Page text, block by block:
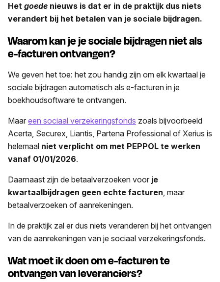
Het goede nieuws is dat er in de praktijk dus niets
verandert bij het betalen van je sociale bijdragen.
Waarom kan je je sociale bijdragen niet als
e-facturen ontvangen?
We geven het toe: het zou handig zijn om elk kwartaal je
sociale bijdragen automatisch als e-facturen in je
boekhoudsoftware te ontvangen.
Maar een sociaal verzekeringsfonds zoals bijvoorbeeld
Acerta, Securex, Liantis, Partena Professional of Xerius is
helemaal niet verplicht om met PEPPOL te werken
vanaf 01/01/2026.
Daarnaast zijn de betaalverzoeken voor je
kwartaalbijdragen geen echte facturen , maar
betaalverzoeken of aanrekeningen.
In de praktijk zal er dus niets veranderen bij het ontvangen
van de aanrekeningen van je sociaal verzekeringsfonds.
Wat moet ik doen om e-facturen te
ontvangen van leveranciers?